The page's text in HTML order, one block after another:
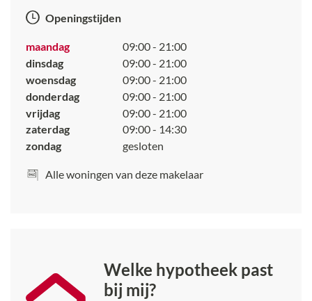
Openingstijden
maandag
09:00 - 21:00
dinsdag
09:00 - 21:00
woensdag
09:00 - 21:00
donderdag
09:00 - 21:00
vrijdag
09:00 - 21:00
zaterdag
09:00 - 14:30
zondag
gesloten
Alle woningen van deze makelaar
Welke hypotheek past
bij mij?